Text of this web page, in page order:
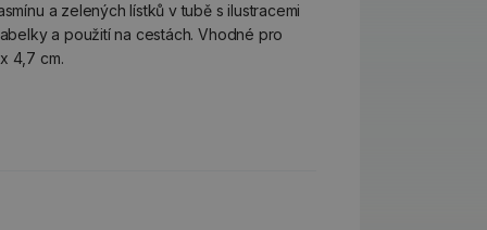
a zelených lístků v tubě s ilustracemi
a použití na cestách. Vhodné pro
4,7 cm.